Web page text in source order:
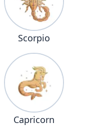
Scorpio
Capricorn